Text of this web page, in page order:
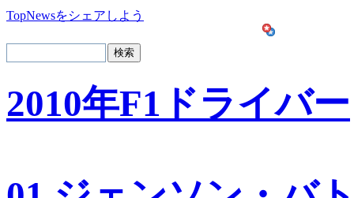
TopNewsをシェアしよう
2010年F1ドライバー